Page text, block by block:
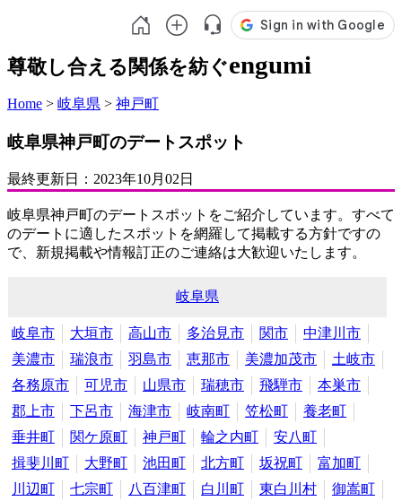
尊敬し合える関係を紡ぐengumi
Home > 岐阜県 > 神戸町
岐阜県神戸町のデートスポット
最終更新日： 2023年10月02日
岐阜県神戸町のデートスポットをご紹介しています。すべて
のデートに適したスポットを網羅して掲載する方針ですの
で、新規掲載や情報訂正のご連絡は大歓迎いたします。
岐阜県
岐阜市 大垣市 高山市 多治見市 関市
中津川市
美濃市
瑞浪市 羽島市 恵那市 美濃加茂市
土岐市
各務原市
可児市 山県市 瑞穂市 飛騨市
本巣市
郡上市
下呂市 海津市 岐南町 笠松町
養老町
垂井町
関ケ原町 神戸町 輪之内町
安八町
揖斐川町
大野町 池田町 北方町 坂祝町
富加町
川辺町
七宗町 八百津町 白川町 東白川村
御嵩町